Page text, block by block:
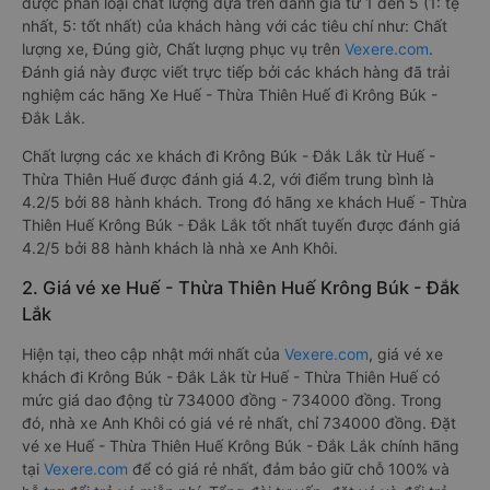
nhất, 5: tốt nhất) của khách hàng với các tiêu chí như: Chất
lượng xe, Đúng giờ, Chất lượng phục vụ trên Vexere.com.
Đánh giá này được viết trực tiếp bởi các khách hàng đã trải
nghiệm các hãng Xe Huế - Thừa Thiên Huế đi Krông Búk -
Đắk Lắk.
Chất lượng các xe khách đi Krông Búk - Đắk Lắk từ Huế -
Thừa Thiên Huế được đánh giá 4.2, với điểm trung bình là
4.2/5 bởi 88 hành khách. Trong đó hãng xe khách Huế - Thừa
Thiên Huế Krông Búk - Đắk Lắk tốt nhất tuyến được đánh giá
4.2/5 bởi 88 hành khách là nhà xe Anh Khôi.
2. Giá vé xe Huế - Thừa Thiên Huế Krông Búk - Đắk
Lắk
Hiện tại, theo cập nhật mới nhất của Vexere.com, giá vé xe
khách đi Krông Búk - Đắk Lắk từ Huế - Thừa Thiên Huế có
mức giá dao động từ 734000 đồng - 734000 đồng. Trong
đó, nhà xe Anh Khôi có giá vé rẻ nhất, chỉ 734000 đồng. Đặt
vé xe Huế - Thừa Thiên Huế Krông Búk - Đắk Lắk chính hãng
tại Vexere.com để có giá rẻ nhất, đảm bảo giữ chỗ 100% và